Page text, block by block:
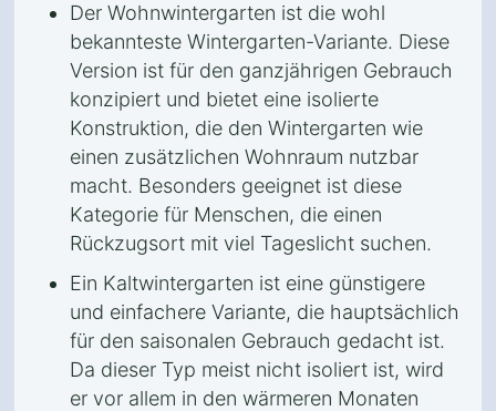
Der Wohnwintergarten ist die wohl
bekannteste Wintergarten-Variante. Diese
Version ist für den ganzjährigen Gebrauch
konzipiert und bietet eine isolierte
Konstruktion, die den Wintergarten wie
einen zusätzlichen Wohnraum nutzbar
macht. Besonders geeignet ist diese
Kategorie für Menschen, die einen
Rückzugsort mit viel Tageslicht suchen.
Ein Kaltwintergarten ist eine günstigere
und einfachere Variante, die hauptsächlich
für den saisonalen Gebrauch gedacht ist.
Da dieser Typ meist nicht isoliert ist, wird
er vor allem in den wärmeren Monaten